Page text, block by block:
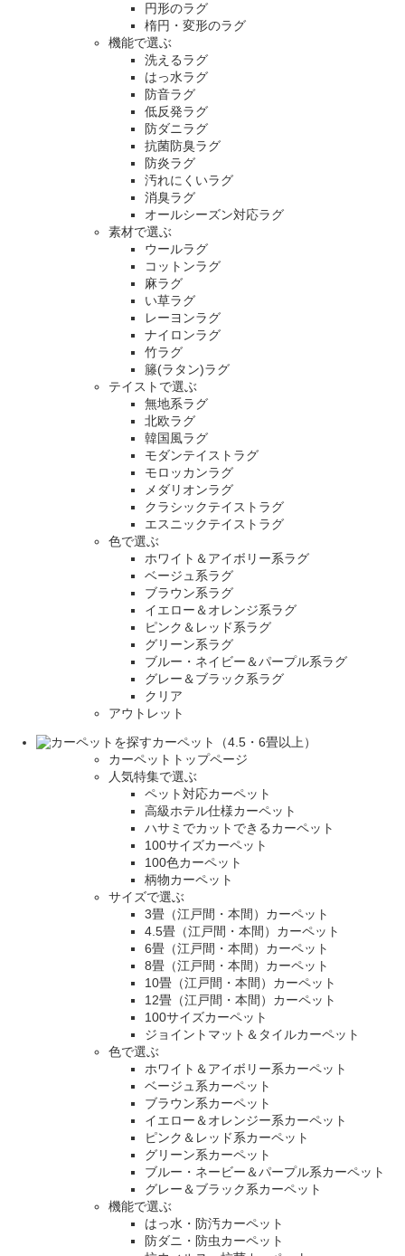
円形のラグ
楕円・変形のラグ
機能で選ぶ
洗えるラグ
はっ水ラグ
防音ラグ
低反発ラグ
防ダニラグ
抗菌防臭ラグ
防炎ラグ
汚れにくいラグ
消臭ラグ
オールシーズン対応ラグ
素材で選ぶ
ウールラグ
コットンラグ
麻ラグ
い草ラグ
レーヨンラグ
ナイロンラグ
竹ラグ
籐(ラタン)ラグ
テイストで選ぶ
無地系ラグ
北欧ラグ
韓国風ラグ
モダンテイストラグ
モロッカンラグ
メダリオンラグ
クラシックテイストラグ
エスニックテイストラグ
色で選ぶ
ホワイト＆アイボリー系ラグ
ベージュ系ラグ
ブラウン系ラグ
イエロー＆オレンジ系ラグ
ピンク＆レッド系ラグ
グリーン系ラグ
ブルー・ネイビー＆パープル系ラグ
グレー＆ブラック系ラグ
クリア
アウトレット
カーペット（4.5・6畳以上）
カーペットトップページ
人気特集で選ぶ
ペット対応カーペット
高級ホテル仕様カーペット
ハサミでカットできるカーペット
100サイズカーペット
100色カーペット
柄物カーペット
サイズで選ぶ
3畳（江戸間・本間）カーペット
4.5畳（江戸間・本間）カーペット
6畳（江戸間・本間）カーペット
8畳（江戸間・本間）カーペット
10畳（江戸間・本間）カーペット
12畳（江戸間・本間）カーペット
100サイズカーペット
ジョイントマット＆タイルカーペット
色で選ぶ
ホワイト＆アイボリー系カーペット
ベージュ系カーペット
ブラウン系カーペット
イエロー＆オレンジー系カーペット
ピンク＆レッド系カーペット
グリーン系カーペット
ブルー・ネービー＆パープル系カーペット
グレー＆ブラック系カーペット
機能で選ぶ
はっ水・防汚カーペット
防ダニ・防虫カーペット